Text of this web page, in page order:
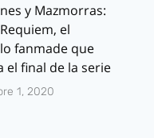
y Mazmorras:
el
fanmade que
el final de la serie
1, 2020